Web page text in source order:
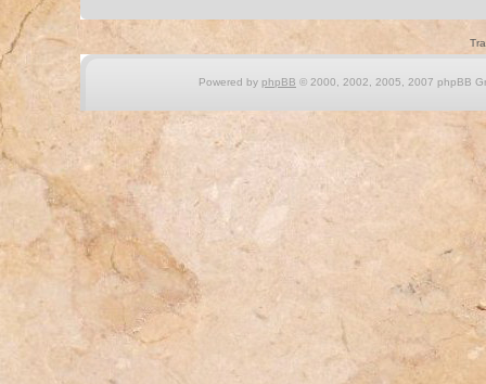
Powered by phpBB © 2000, 2002, 2005, 2007 phpBB